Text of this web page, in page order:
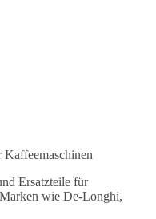
Ersatzteile für
wie De-Longhi,